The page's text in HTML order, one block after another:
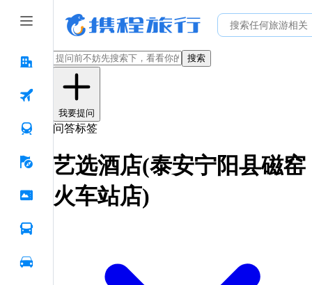
搜索
我要提问
问答标签
艺选酒店(泰安宁阳县磁窑
火车站店)